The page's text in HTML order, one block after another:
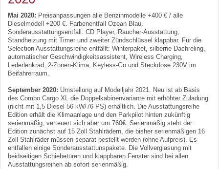
Mai 2020: Preisanpassungen alle Benzinmodelle +400 € / alle
Dieselmodell +200 €. Farbenentfall Ozean Blau.
Sonderausstattungsentfall: CD Player, Raucher-Ausstattung,
Standheizung mit Timer und zweiter Zündschlüssel klappbar. Für die
Selection Ausstattungsreihe entfällt: Winterpaket, silberne Dachreling,
automatischer Geschwindigkeitsassistent, Wireless Charging,
Lederlenkrad, 2-Zonen-Klima, Keyless-Go und Steckdose 230V im
Beifahrerraum.
September 2020: Umstellung auf Modelljahr 2021. Neu ist ab Basis
des Combo Cargo XL die Doppelkabinenvariante mit erhöhter Zuladung
(nicht mit 1,5 Diesel 56 kW/76 PS) erhältlich. Die Ausstattungsreihe
Edition erhält die Klimaanlage und den Parkpilot hinten zukünftig
serienmäßig, verteuert sich aber um 760€. Serienmäßig steht der
Edition zunächst auf 15 Zoll Stahlrädern, die bisher serienmäßigen 16
Zoll Stahlräder müssen separat bestellt werden (ohne Aufpreis). Es
entfallen einige Sonderausstattunspakete. Die Vollverglasung mit
beidseitigen Schiebetüren und klappbaren Fenster sind bei allen
Ausstattungsreihen ab sofort serienmäßig.